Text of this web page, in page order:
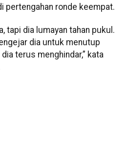
pertengahan ronde keempat.
tapi dia lumayan tahan pukul.
dia untuk menutup
terus menghindar,” kata